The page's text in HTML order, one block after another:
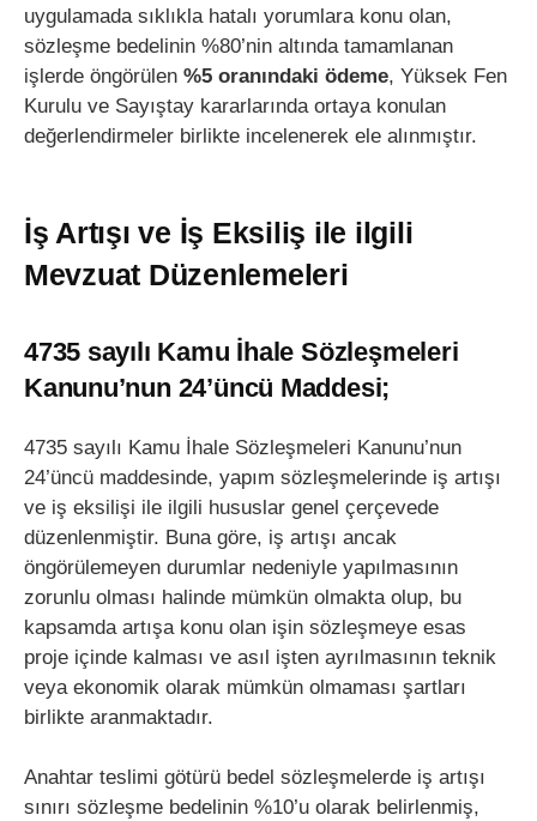
uygulamada sıklıkla hatalı yorumlara konu olan,
sözleşme bedelinin %80’nin altında tamamlanan
işlerde öngörülen %5 oranındaki ödeme, Yüksek Fen
Kurulu ve Sayıştay kararlarında ortaya konulan
değerlendirmeler birlikte incelenerek ele alınmıştır.
İş Artışı ve İş Eksiliş ile ilgili
Mevzuat Düzenlemeleri
4735 sayılı Kamu İhale Sözleşmeleri
Kanunu’nun 24’üncü Maddesi;
4735 sayılı Kamu İhale Sözleşmeleri Kanunu’nun
24’üncü maddesinde, yapım sözleşmelerinde iş artışı
ve iş eksilişi ile ilgili hususlar genel çerçevede
düzenlenmiştir. Buna göre, iş artışı ancak
öngörülemeyen durumlar nedeniyle yapılmasının
zorunlu olması halinde mümkün olmakta olup, bu
kapsamda artışa konu olan işin sözleşmeye esas
proje içinde kalması ve asıl işten ayrılmasının teknik
veya ekonomik olarak mümkün olmaması şartları
birlikte aranmaktadır.
Anahtar teslimi götürü bedel sözleşmelerde iş artışı
sınırı sözleşme bedelinin %10’u olarak belirlenmiş,